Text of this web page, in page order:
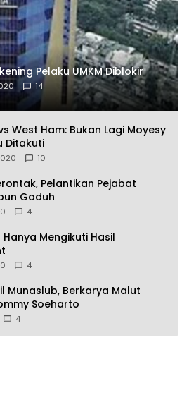
Pelaku UMKM Diblokir
14
West Ham: Bukan Lagi Moyesy
Ditakuti
10
Pelantikan Pejabat
Gaduh
4
Hanya Mengikuti Hasil
4
Munaslub, Berkarya Malut
Soeharto
4